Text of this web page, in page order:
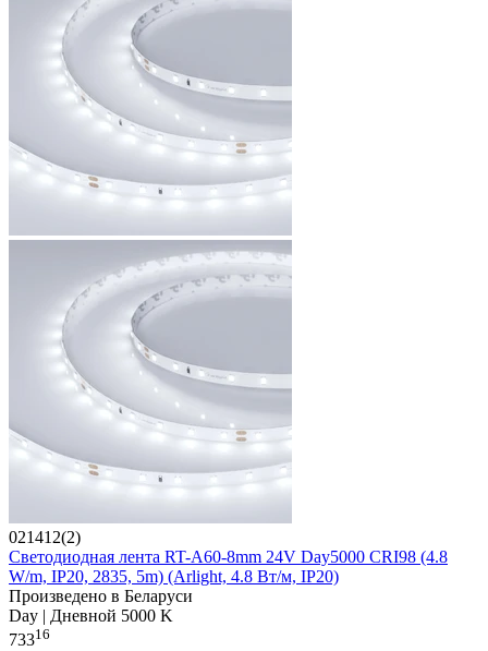
021412(2)
Светодиодная лента RT-A60-8mm 24V Day5000 CRI98 (4.8
W/m, IP20, 2835, 5m) (Arlight, 4.8 Вт/м, IP20)
Произведено в Беларуси
Day | Дневной 5000 K
73316